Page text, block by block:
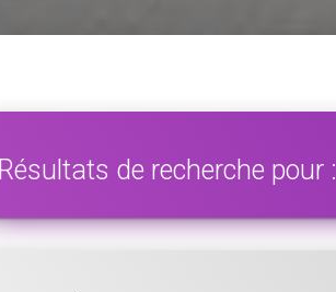
Résultats de recherche pour :